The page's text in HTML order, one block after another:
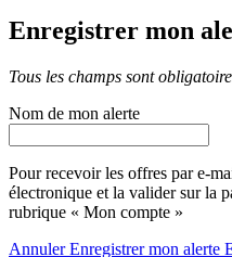
Enregistrer mon
Tous les champs sont
Nom de mon alerte
Pour recevoir les offres par e-
électronique et la valider sur la
rubrique « Mon compte »
AnnulerEnregistrer mon alerte